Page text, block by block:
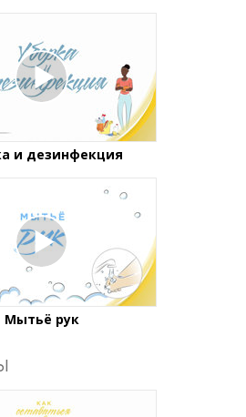
и дезинфекция
Мытьё рук